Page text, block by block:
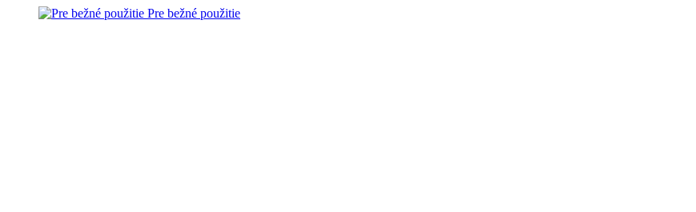
Pre bežné použitie